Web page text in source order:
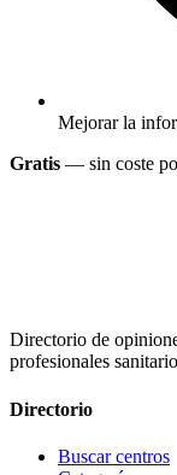
Mejorar la
Gratis — sin coste
Directorio de
profesionales
Directorio
Buscar centros